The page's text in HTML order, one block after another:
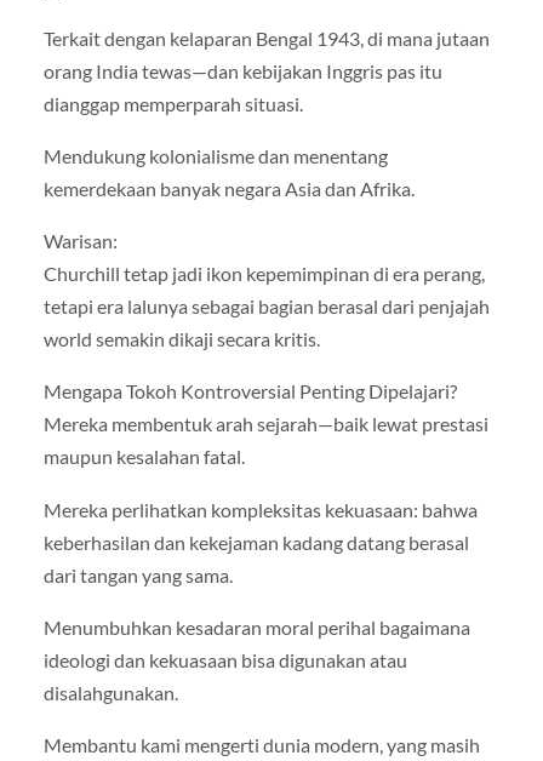
Terkait dengan kelaparan Bengal 1943, di mana jutaan
orang India tewas—dan kebijakan Inggris pas itu
dianggap memperparah situasi.
Mendukung kolonialisme dan menentang
kemerdekaan banyak negara Asia dan Afrika.
Warisan:
Churchill tetap jadi ikon kepemimpinan di era perang,
tetapi era lalunya sebagai bagian berasal dari penjajah
world semakin dikaji secara kritis.
Mengapa Tokoh Kontroversial Penting Dipelajari?
Mereka membentuk arah sejarah—baik lewat prestasi
maupun kesalahan fatal.
Mereka perlihatkan kompleksitas kekuasaan: bahwa
keberhasilan dan kekejaman kadang datang berasal
dari tangan yang sama.
Menumbuhkan kesadaran moral perihal bagaimana
ideologi dan kekuasaan bisa digunakan atau
disalahgunakan.
Membantu kami mengerti dunia modern, yang masih